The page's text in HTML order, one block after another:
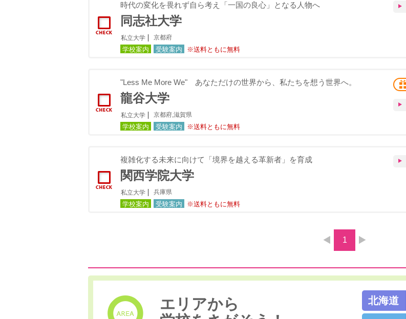
時代の変化を畏れず自ら考え「一国の良心」となる人物へ
同志社大学
私立大学 京都府
学校案内 受験案内 ※送料ともに無料
"Less Me More We" あなただけの世界から、私たちを想う世界へ。
龍谷大学
私立大学 京都府,滋賀県
学校案内 受験案内 ※送料ともに無料
複雑化する未来に向けて「境界を越える革新者」を育成
関西学院大学
私立大学 兵庫県
学校案内 受験案内 ※送料ともに無料
1
エリアから
北海道